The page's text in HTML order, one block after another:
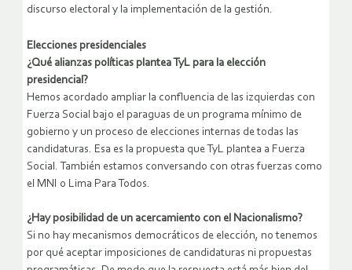
discurso electoral y la implementación de la gestión.
Elecciones presidenciales
¿Qué alianzas políticas plantea TyL para la elección
presidencial?
Hemos acordado ampliar la confluencia de las izquierdas con
Fuerza Social bajo el paraguas de un programa mínimo de
gobierno y un proceso de elecciones internas de todas las
candidaturas. Esa es la propuesta que TyL plantea a Fuerza
Social. También estamos conversando con otras fuerzas como
el MNI o Lima Para Todos.
¿Hay posibilidad de un acercamiento con el Nacionalismo?
Si no hay mecanismos democráticos de elección, no tenemos
por qué aceptar imposiciones de candidaturas ni propuestas